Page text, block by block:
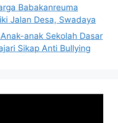
Babakanreuma
Jalan Desa, Swadaya
anak Sekolah Dasar
Sikap Anti Bullying